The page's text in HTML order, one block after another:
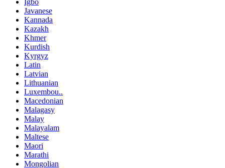
Igbo
Javanese
Kannada
Kazakh
Khmer
Kurdish
Kyrgyz
Latin
Latvian
Lithuanian
Luxembou..
Macedonian
Malagasy
Malay
Malayalam
Maltese
Maori
Marathi
Mongolian